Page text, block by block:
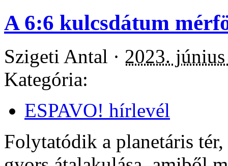
A 6:6 kulcsdátum
Szigeti Antal · 2023.
Kategória:
ESPAVO! hírlevél
Folytatódik a planetáris